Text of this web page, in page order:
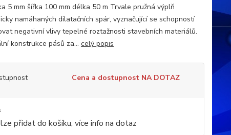
5 mm šířka 100 mm délka 50 m Trvale pružná výplň
namáhaných dilatačních spár, vyznačující se schopností
negativní vlivy tepelné roztažnosti stavebních materiálů.
konstrukce pásů za... celý popis
Cena a dostupnost NA DOTAZ
přidat do košíku, více info na dotaz